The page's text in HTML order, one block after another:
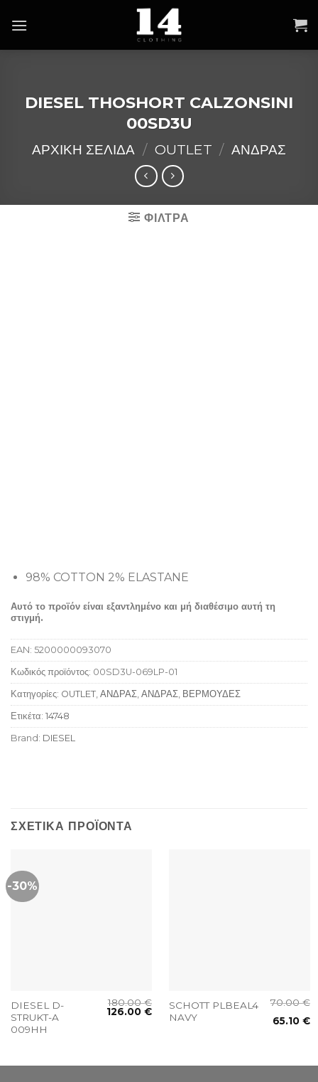
DIESEL THOSHORT CALZONSINI
00SD3U
ΑΡΧΙΚΉ ΣΕΛΊΔΑ / OUTLET / ΑΝΔΡΑΣ
ΦΙΛΤΡΑ
98% COTTON 2% ELASTANE
Αυτό το προϊόν είναι εξαντλημένο και μή διαθέσιμο αυτή τη
στιγμή.
EAN: 5200000093070
Κωδικός προϊόντος: 00SD3U-069LP-01
Κατηγορίες: OUTLET ΑΝΔΡΑΣ ΑΝΔΡΑΣ ΒΕΡΜΟΥΔΕΣ
Ετικέτα: 14748
Brand: DIESEL
ΣΧΕΤΙΚΆ ΠΡΟΪΌΝΤΑ
-30%
DIESEL D-
STRUKT-A
009HH
180.00€
126.00€
SCHOTT PLBEAL4
NAVY
70.00€
65.10€